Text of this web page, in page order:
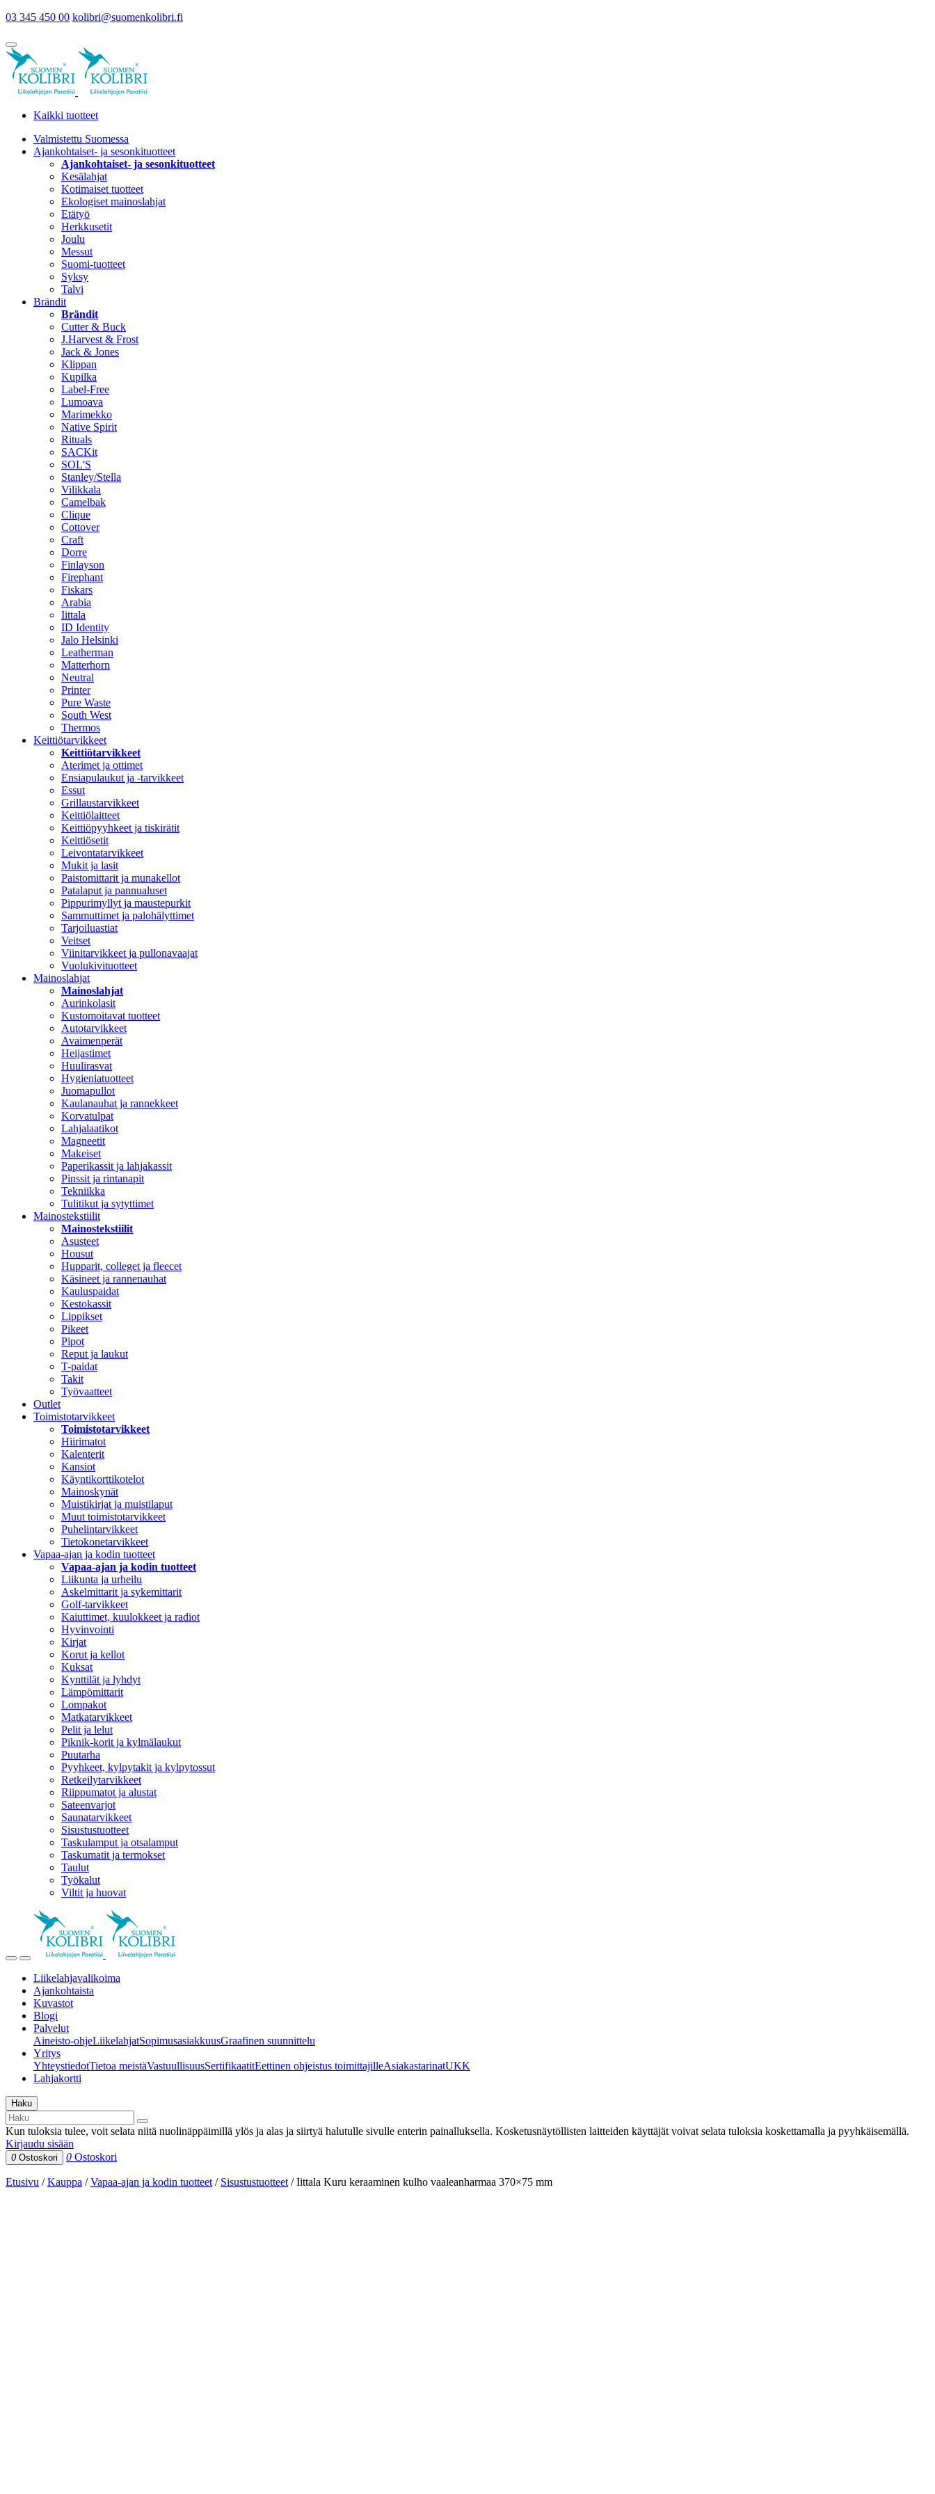
03 345 450 00 kolibri@suomenkolibri.fi
Kaikki tuotteet
Valmistettu Suomessa
Ajankohtaiset- ja sesonkituotteet
Ajankohtaiset- ja sesonkituotteet
Kesälahjat
Kotimaiset tuotteet
Ekologiset mainoslahjat
Etätyö
Herkkusetit
Joulu
Messut
Suomi-tuotteet
Syksy
Talvi
Brändit
Brändit
Cutter & Buck
J.Harvest & Frost
Jack & Jones
Klippan
Kupilka
Label-Free
Lumoava
Marimekko
Native Spirit
Rituals
SACKit
SOL'S
Stanley/Stella
Vilikkala
Camelbak
Clique
Cottover
Craft
Dorre
Finlayson
Firephant
Fiskars
Arabia
Iittala
ID Identity
Jalo Helsinki
Leatherman
Matterhorn
Neutral
Printer
Pure Waste
South West
Thermos
Keittiötarvikkeet
Keittiötarvikkeet
Aterimet ja ottimet
Ensiapulaukut ja -tarvikkeet
Essut
Grillaustarvikkeet
Keittiölaitteet
Keittiöpyyhkeet ja tiskirätit
Keittiösetit
Leivontatarvikkeet
Mukit ja lasit
Paistomittarit ja munakellot
Patalaput ja pannualuset
Pippurimyllyt ja maustepurkit
Sammuttimet ja palohälyttimet
Tarjoiluastiat
Veitset
Viinitarvikkeet ja pullonavaajat
Vuolukivituotteet
Mainoslahjat
Mainoslahjat
Aurinkolasit
Kustomoitavat tuotteet
Autotarvikkeet
Avaimenperät
Heijastimet
Huulirasvat
Hygieniatuotteet
Juomapullot
Kaulanauhat ja rannekkeet
Korvatulpat
Lahjalaatikot
Magneetit
Makeiset
Paperikassit ja lahjakassit
Pinssit ja rintanapit
Tekniikka
Tulitikut ja sytyttimet
Mainostekstiilit
Mainostekstiilit
Asusteet
Housut
Hupparit, colleget ja fleecet
Käsineet ja rannenauhat
Kauluspaidat
Kestokassit
Lippikset
Pikeet
Pipot
Reput ja laukut
T-paidat
Takit
Työvaatteet
Outlet
Toimistotarvikkeet
Toimistotarvikkeet
Hiirimatot
Kalenterit
Kansiot
Käyntikorttikotelot
Mainoskynät
Muistikirjat ja muistilaput
Muut toimistotarvikkeet
Puhelintarvikkeet
Tietokonetarvikkeet
Vapaa-ajan ja kodin tuotteet
Vapaa-ajan ja kodin tuotteet
Liikunta ja urheilu
Askelmittarit ja sykemittarit
Golf-tarvikkeet
Kaiuttimet, kuulokkeet ja radiot
Hyvinvointi
Kirjat
Korut ja kellot
Kuksat
Kynttilät ja lyhdyt
Lämpömittarit
Lompakot
Matkatarvikkeet
Pelit ja lelut
Piknik-korit ja kylmälaukut
Puutarha
Pyyhkeet, kylpytakit ja kylpytossut
Retkeilytarvikkeet
Riippumatot ja alustat
Sateenvarjot
Saunatarvikkeet
Sisustustuotteet
Taskulamput ja otsalamput
Taskumatit ja termokset
Taulut
Työkalut
Viltit ja huovat
Liikelahjavalikoima
Ajankohtaista
Kuvastot
Blogi
Palvelut
Aineisto-ohjeLiikelahjatSopimusasiakkuusGraafinen suunnittelu
Yritys
YhteystiedotTietoa meistäVastuullisuusSertifikaatitEettinen ohjeistus toimittajilleAsiakastarinatUKK
Lahjakortti
Haku
Kun tuloksia tulee, voit selata niitä nuolinäppäimillä ylös ja alas ja siirtyä halutulle sivulle enterin painalluksella. Kosketusnäytöllisten laitteiden käyttäjät voivat selata tuloksia koskettamalla ja pyyhkäisemällä.
Kirjaudu sisään
0 Ostoskori 0 Ostoskori
Etusivu /Kauppa /Vapaa-ajan ja kodin tuotteet / Sisustustuotteet /Iittala Kuru keraaminen kulho vaaleanharmaa 370×75 mm